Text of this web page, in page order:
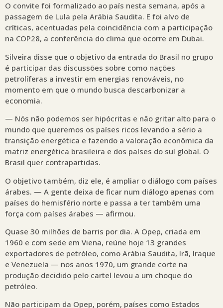
O convite foi formalizado ao país nesta semana, após a
passagem de Lula pela Arábia Saudita. E foi alvo de
críticas, acentuadas pela coincidência com a participação
na COP28, a conferência do clima que ocorre em Dubai.
Silveira disse que o objetivo da entrada do Brasil no grupo
é participar das discussões sobre como nações
petrolíferas a investir em energias renováveis, no
momento em que o mundo busca descarbonizar a
economia.
— Nós não podemos ser hipócritas e não gritar alto para o
mundo que queremos os países ricos levando a sério a
transição energética e fazendo a valoração econômica da
matriz energética brasileira e dos países do sul global. O
Brasil quer contrapartidas.
O objetivo também, diz ele, é ampliar o diálogo com países
árabes. — A gente deixa de ficar num diálogo apenas com
países do hemisfério norte e passa a ter também uma
força com países árabes — afirmou.
Quase 30 milhões de barris por dia. A Opep, criada em
1960 e com sede em Viena, reúne hoje 13 grandes
exportadores de petróleo, como Arábia Saudita, Irã, Iraque
e Venezuela — nos anos 1970, um grande corte na
produção decidido pelo cartel levou a um choque do
petróleo.
Não participam da Opep, porém, países como Estados